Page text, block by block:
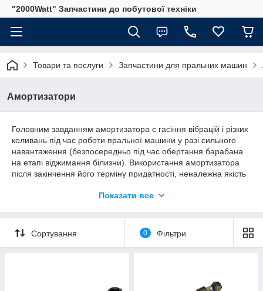
"2000Watt" Запчастини до побутової техніки
Товари та послуги Запчастини для пральних машин
Амортизатори
Головним завданням амортизатора є гасіння вібрацій і різких
коливань під час роботи пральної машини у разі сильного
навантаження (безпосередньо під час обертання барабана
на етапі віджимання білизни). Використання амортизатора
після закінчення його терміну придатності, неналежна якість
частину амортизатора призводять до зносу та ланцюжка
заміна амортизатора у разі тривожних ознак у роботі техніки
заощадить час і гроші власника. Під час придбання варто
звертати увагу на характеристики, як-от зусилля стиснення-
ідентичний, так і з подібними характеристиками.
Показати все
Сортування 0 Фільтри